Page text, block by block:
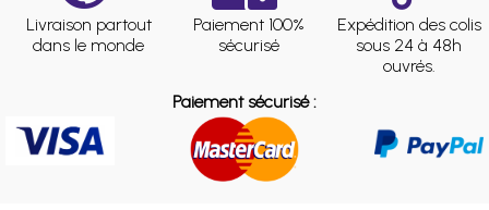
Livraison partout
dans le monde
Paiement 100%
sécurisé
Expédition des colis
sous 24 à 48h
ouvrés.
Paiement sécurisé :